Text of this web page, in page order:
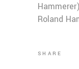
Roland
SHARE